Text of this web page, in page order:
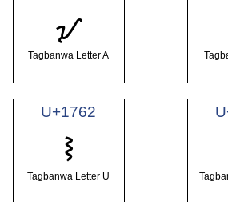
ᝠ
Tagbanwa Letter A
U+1762
ᝢ
Tagbanwa Letter U